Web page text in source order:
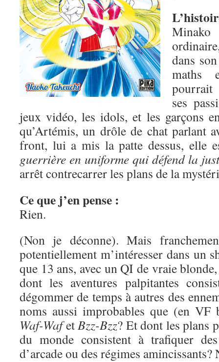
Minako
dans
maths
pourrait
ses
jeux vidéo, les idols, et les garçons
qu’Artémis, un drôle de chat parlant
front, lui a mis la patte dessus, elle
guerrière en uniforme qui défend la
arrêt contrecarrer les plans de la
Ce que j’en pense :
Rien.
(Non je déconne). Mais
potentiellement m’intéresser dans un
que 13 ans, avec un QI de vraie
dont les aventures palpitantes
dégommer de temps à autres des
noms aussi improbables que (en
Waf-WafetBzz-Bzz? Et dont les plans
du monde consistent à trafiquer
d’arcade ou des régimes